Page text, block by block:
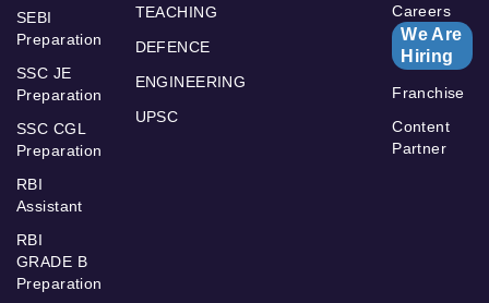
SEBI
Preparation
SSC JE
Preparation
SSC CGL
Preparation
RBI
Assistant
RBI
GRADE B
Preparation
TEACHING
DEFENCE
ENGINEERING
UPSC
Careers
We Are
Hiring
Franchise
Content
Partner